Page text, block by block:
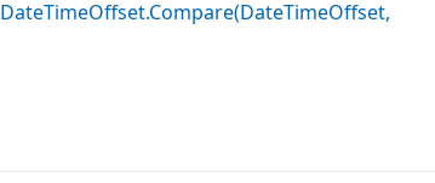
DateTimeOffset.Compare(DateTimeOffset,